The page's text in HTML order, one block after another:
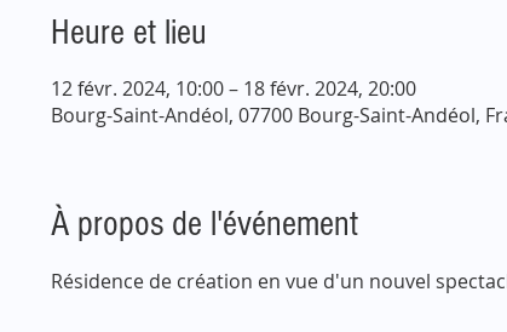
Heure et lieu
12 févr. 2024, 10:00 – 18 févr. 2024, 20:00
Bourg-Saint-Andéol, 07700 Bourg-Saint-Andéol,
À propos de l'événement
Résidence de création en vue d'un nouvel